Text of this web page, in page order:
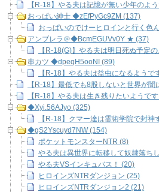
【R-18】やる夫は記憶が無い少年のよう
おっぱい紳士 ◆zEfPyGc9ZM (137)
おっぱいのでけーヒロインと行く色
アンブレラ＠◆BcmEGUVv0Y ★ (37)
【R-18(G)】やる夫は明日死ぬ予定の
串カツ ◆dpeqH5ooNI (89)
【R-18】やる夫は益虫になるようで
【R-18】最低でも8股しないと世界が
【R-18】やる夫は生き残りたいようで
◆Xyi.56AJyo (325)
【R-18】クマー達は霊術学院で封神
◆gS2Yscuyd7NW (154)
ポケットモンスターNTR (8)
やる夫は異世界に転移して奴隷落ち
やる夫VSインキュバス！ (20)
ヒロインズNTRダンジョン (25)
ヒロインズNTRダンジョン2 (21)